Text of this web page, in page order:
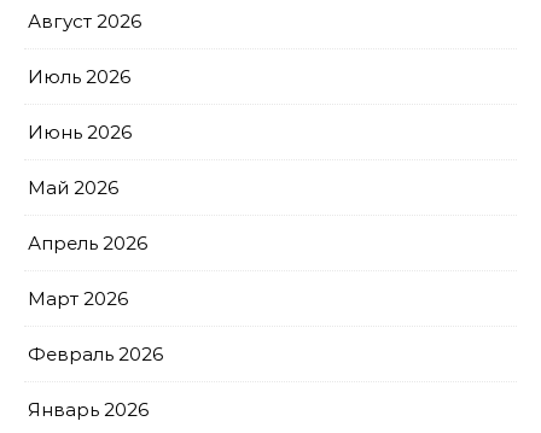
Август 2026
Июль 2026
Июнь 2026
Май 2026
Апрель 2026
Март 2026
Февраль 2026
Январь 2026